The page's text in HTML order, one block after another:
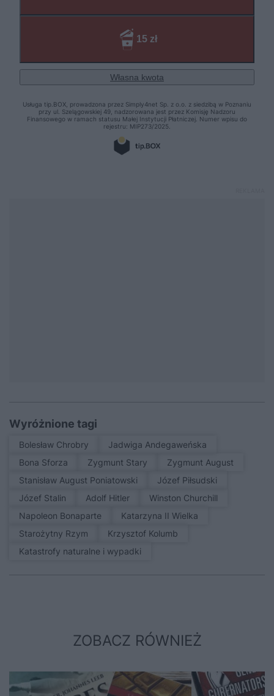
Wyróżnione tagi
Bolesław Chrobry
Jadwiga Andegaweńska
Bona Sforza
Zygmunt Stary
Zygmunt August
Stanisław August Poniatowski
Józef Piłsudski
Józef Stalin
Adolf Hitler
Winston Churchill
Napoleon Bonaparte
Katarzyna II Wielka
Starożytny Rzym
Krzysztof Kolumb
Katastrofy naturalne i wypadki
ZOBACZ RÓWNIEŻ